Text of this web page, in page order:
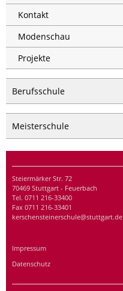
Kontakt
Modenschau
Projekte
Berufsschule
Meisterschule
Steiermärker Str. 72
70469 Stuttgart - Feuerbach
Tel. 0711 216-33400
Fax 0711 216-33401
kerschensteinerschule@stuttgart.de
Impressum
Datenschutz